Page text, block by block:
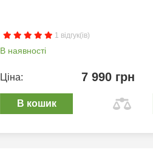
1 відгук(ів)
В наявності
Ціна: 7 990 грн
В кошик